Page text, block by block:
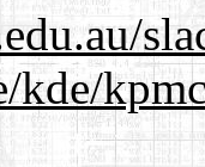
kde/